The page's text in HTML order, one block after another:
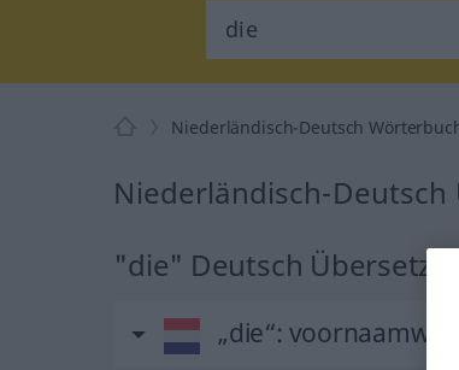
Niederländisch-Deutsch
Niederländisch-
"die" Deutsch
„die“: